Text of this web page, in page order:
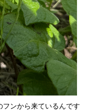
ンから来ているんです